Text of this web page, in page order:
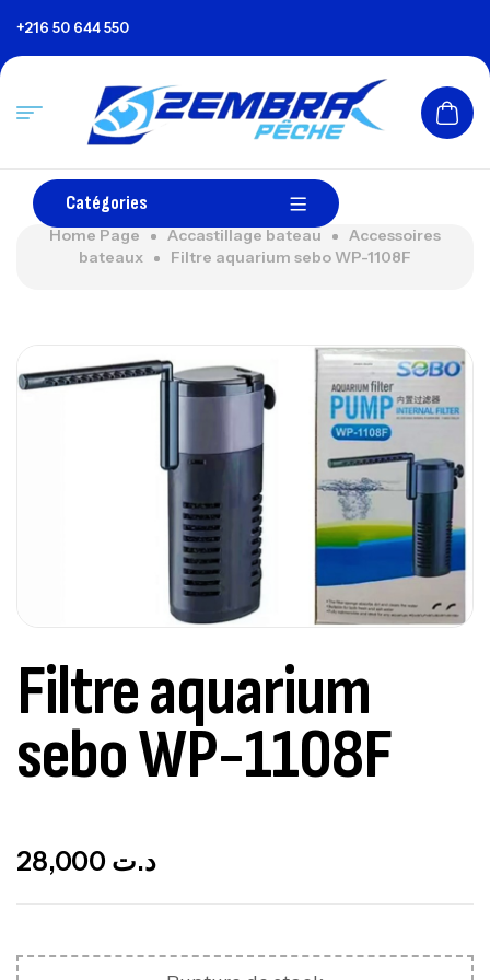
+216 50 644 550
Catégories
Home Page Accastillage bateau
Accessoires
bateaux
Filtre aquarium sebo WP-1108F
Filtre aquarium
sebo WP-1108F
د.ت
1.83m 120/250gr 30kg